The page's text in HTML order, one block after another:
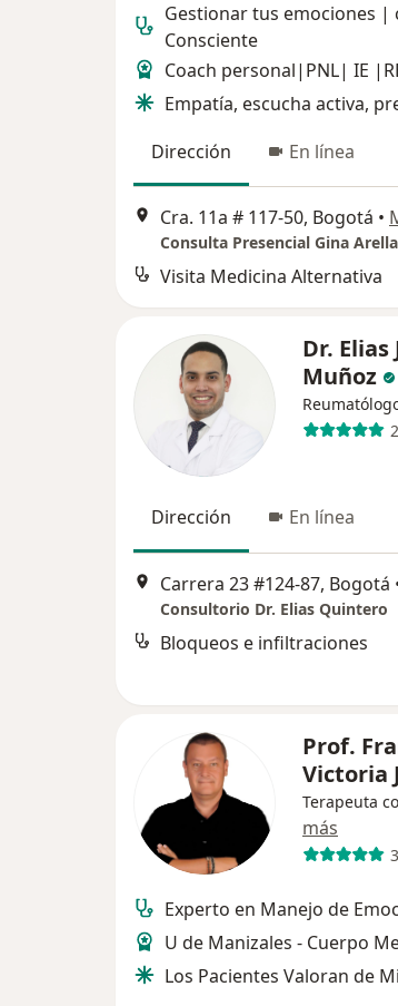
Gestionar tus emociones |
Consciente
Coach personal|PNL| IE
Empatía, escucha activa,
Dirección
En línea
Cra. 11a # 117-50, Bogotá •
Consulta Presencial Gina
Visita Medicina Alternativa
Dr.
Muñoz
Dirección En línea
Carrera 23 #124-87, Bogotá
Consultorio Dr. Elias Quintero
Bloqueos e infiltraciones
Prof.
Victoria
Terapeuta
más
Experto en Manejo de
U de Manizales - Cuerpo
Los Pacientes Valoran de